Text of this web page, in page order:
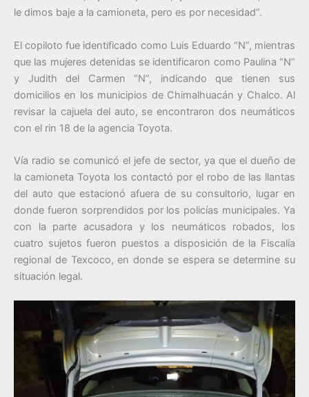
le dimos baje a la camioneta, pero es por necesidad”.
El copiloto fue identificado como Luis Eduardo “N”, mientras
que las mujeres detenidas se identificaron como Paulina “N”
y Judith del Carmen “N”, indicando que tienen sus
domicilios en los municipios de Chimalhuacán y Chalco. Al
revisar la cajuela del auto, se encontraron dos neumáticos
con el rin 18 de la agencia Toyota.
Vía radio se comunicó el jefe de sector, ya que el dueño de
la camioneta Toyota los contactó por el robo de las llantas
del auto que estacionó afuera de su consultorio, lugar en
donde fueron sorprendidos por los policías municipales. Ya
con la parte acusadora y los neumáticos robados, los
cuatro sujetos fueron puestos a disposición de la Fiscalía
regional de Texcoco, en donde se espera se determine su
situación legal.